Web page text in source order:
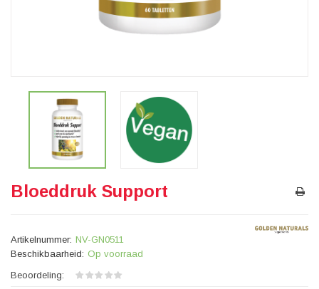
Bloeddruk Support
Artikelnummer: NV-GN0511
Beschikbaarheid: Op voorraad
Beoordeling: